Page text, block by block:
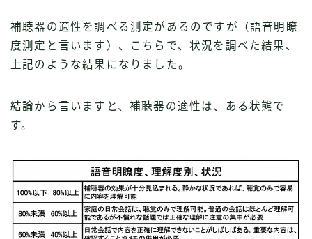
補聴器の適性を調べる測定があるのですが（語音明瞭
度測定と言います）、こちらで、状況を調べた結果、
上記のような結果になりました。
結論から言いますと、補聴器の適性は、ある状態で
す。